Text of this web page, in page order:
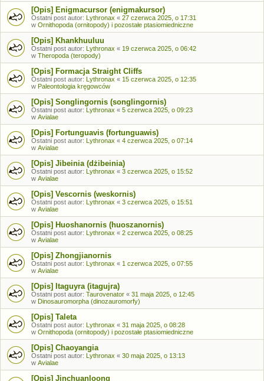
[Opis] Enigmacursor (enigmakursor)
Ostatni post autor: Lythronax « 27 czerwca 2025, o 17:31
w Ornithopoda (ornitopody) i pozostałe ptasiomiedniczne
[Opis] Khankhuuluu
Ostatni post autor: Lythronax « 19 czerwca 2025, o 06:42
w Theropoda (teropody)
[Opis] Formacja Straight Cliffs
Ostatni post autor: Lythronax « 15 czerwca 2025, o 12:35
w Paleontologia kręgowców
[Opis] Songlingornis (songlingornis)
Ostatni post autor: Lythronax « 5 czerwca 2025, o 09:23
w Avialae
[Opis] Fortunguavis (fortunguawis)
Ostatni post autor: Lythronax « 4 czerwca 2025, o 07:14
w Avialae
[Opis] Jibeinia (dżibeinia)
Ostatni post autor: Lythronax « 3 czerwca 2025, o 15:52
w Avialae
[Opis] Vescornis (weskornis)
Ostatni post autor: Lythronax « 3 czerwca 2025, o 15:51
w Avialae
[Opis] Huoshanornis (huoszanornis)
Ostatni post autor: Lythronax « 2 czerwca 2025, o 08:25
w Avialae
[Opis] Zhongjianornis
Ostatni post autor: Lythronax « 1 czerwca 2025, o 07:55
w Avialae
[Opis] Itaguyra (itagujra)
Ostatni post autor: Taurovenator « 31 maja 2025, o 12:45
w Dinosauromorpha (dinozauromorfy)
[Opis] Taleta
Ostatni post autor: Lythronax « 31 maja 2025, o 08:28
w Ornithopoda (ornitopody) i pozostałe ptasiomiedniczne
[Opis] Chaoyangia
Ostatni post autor: Lythronax « 30 maja 2025, o 13:13
w Avialae
[Opis] Jinchuanloong